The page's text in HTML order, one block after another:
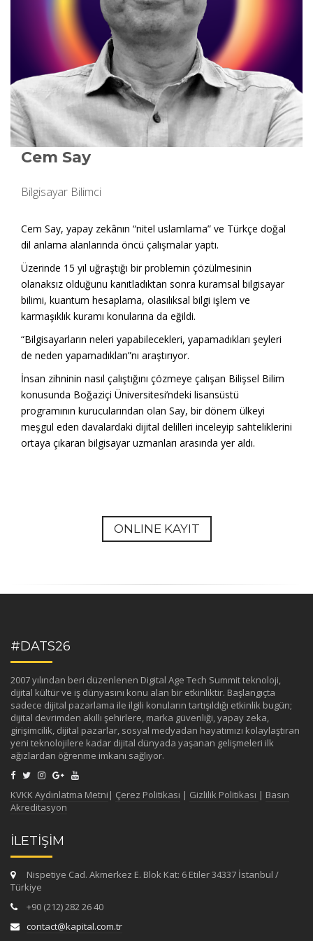
Cem Say
Bilgisayar Bilimci
Cem Say, yapay zekânın “nitel uslamlama” ve Türkçe doğal
dil anlama alanlarında öncü çalışmalar yaptı.
Üzerinde 15 yıl uğraştığı bir problemin çözülmesinin
olanaksız olduğunu kanıtladıktan sonra kuramsal bilgisayar
bilimi, kuantum hesaplama, olasılıksal bilgi işlem ve
karmaşıklık kuramı konularına da eğildi.
“Bilgisayarların neleri yapabilecekleri, yapamadıkları şeyleri
de neden yapamadıkları”nı araştırıyor.
İnsan zihninin nasıl çalıştığını çözmeye çalışan Bilişsel Bilim
konusunda Boğaziçi Üniversitesi’ndeki lisansüstü
programının kurucularından olan Say, bir dönem ülkeyi
meşgul eden davalardaki dijital delilleri inceleyip sahteliklerini
ortaya çıkaran bilgisayar uzmanları arasında yer aldı.
ONLINE KAYIT
#DATS26
2007 yılından beri düzenlenen Digital Age Tech Summit teknoloji,
dijital kültür ve iş dünyasını konu alan bir etkinliktir. Başlangıçta
sadece dijital pazarlama ile ilgili konuların tartışıldığı etkinlik bugün;
dijital devrimden akıllı şehirlere, marka güvenliği, yapay zeka,
girişimcilik, dijital pazarlar, sosyal medyadan hayatımızı kolaylaştıran
yeni teknolojilere kadar dijital dünyada yaşanan gelişmeleri ilk
ağızlardan öğrenme imkanı sağlıyor.
KVKK Aydınlatma Metni | Çerez Politikası | Gizlilik Politikası | Basın
Akreditasyon
İLETİŞİM
Nispetiye Cad. Akmerkez E. Blok Kat: 6 Etiler 34337 İstanbul /
Türkiye
+90 (212) 282 26 40
contact@kapital.com.tr